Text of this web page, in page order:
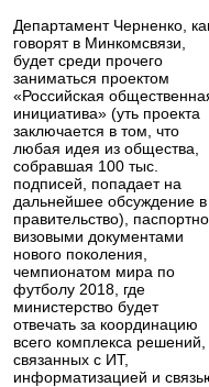
Департамент Черненко,
говорят в Минкомсвязи,
будет среди прочего
заниматься проектом
«Российская
инициатива» (уть проекта
заключается в том, что
любая идея из общества,
собравшая 100 тыс.
подписей, попадает на
дальнейшее обсуждение в
правительство),
визовыми документами
нового поколения,
чемпионатом мира по
футболу 2018, где
министерство будет
отвечать за координацию
всего комплекса решений,
связанных с ИТ,
информатизацией и